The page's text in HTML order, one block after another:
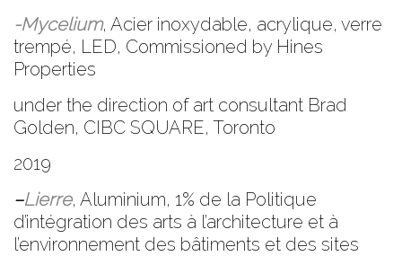
-Mycelium, Acier inoxydable, acrylique, verre
trempé, LED, Commissioned by Hines
Properties
under the direction of art consultant Brad
Golden, CIBC SQUARE, Toronto
2019
–Lierre, Aluminium, 1% de la Politique
d’intégration des arts à l’architecture et à
l’environnement des bâtiments et des sites